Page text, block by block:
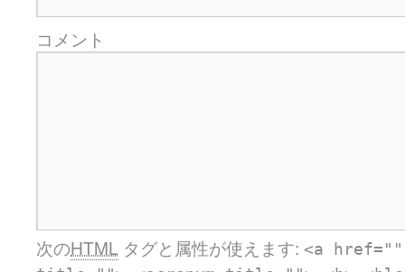
コメント
次のHTML タグと属性が使えます: <a